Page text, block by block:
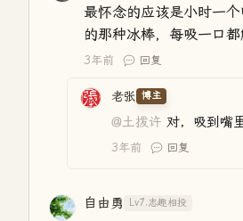
最怀念的应该是小时一
的那种冰棒，每吸一口都
3年前 回复
老张 博主
@土拨许 对，吸到嘴
3年前 回复
自由勇 Lv7.志趣相投